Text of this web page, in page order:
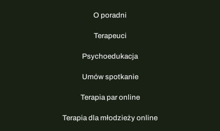
O poradni
Terapeuci
Psychoedukacja
Umów spotkanie
Terapia par online
Terapia dla młodzieży online